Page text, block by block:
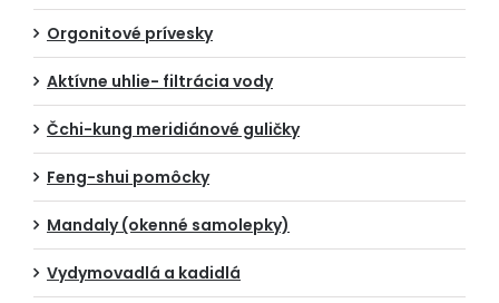
Orgonitové prívesky
Aktívne uhlie- filtrácia vody
Čchi-kung meridiánové guličky
Feng-shui pomôcky
Mandaly (okenné samolepky)
Vydymovadlá a kadidlá